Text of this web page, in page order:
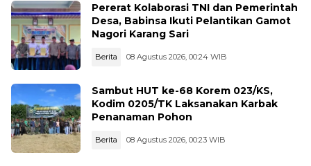
Pererat Kolaborasi TNI dan Pemerintah
Desa, Babinsa Ikuti Pelantikan Gamot
Nagori Karang Sari
Berita 08 Agustus 2026, 00:24 WIB
Sambut HUT ke-68 Korem 023/KS,
Kodim 0205/TK Laksanakan Karbak
Penanaman Pohon
Berita 08 Agustus 2026, 00:23 WIB